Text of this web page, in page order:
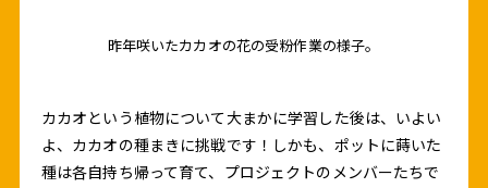
昨年咲いたカカオの花の受粉作業の様子。
カカオという植物について大まかに学習した後は、いよい
よ、カカオの種まきに挑戦です！しかも、ポットに蒔いた
種は各自持ち帰って育て、プロジェクトのメンバーたちで